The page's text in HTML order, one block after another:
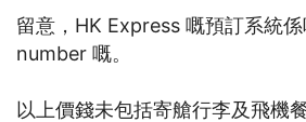
留意，HK Express 嘅預訂系統
number 嘅。
以上價錢未包括寄艙行李及飛機餐